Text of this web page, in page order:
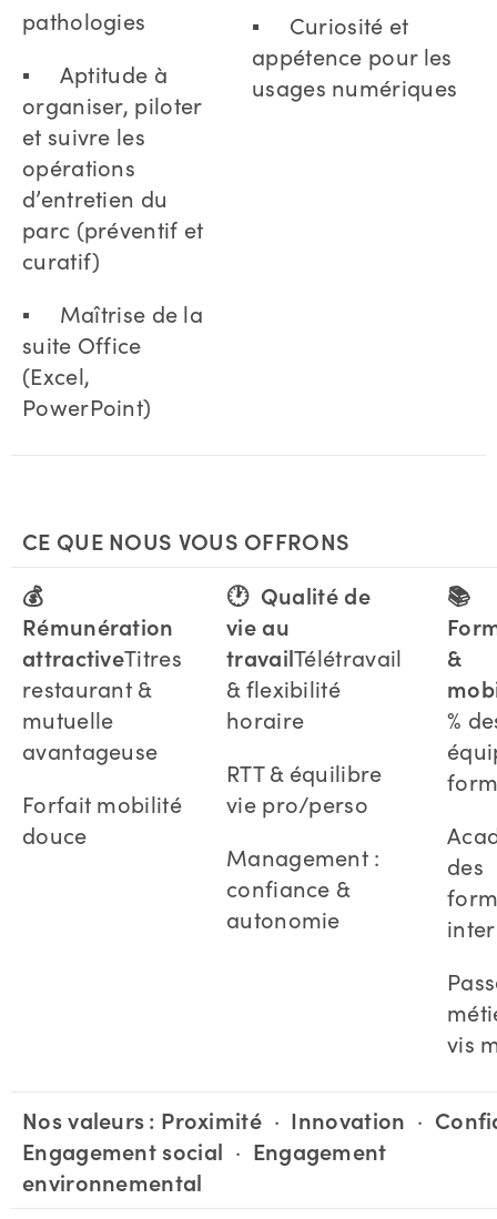
pathologies
▪ Aptitude à
organiser, piloter
et suivre les
opérations
d’entretien du
parc (préventif et
curatif)
▪ Maîtrise de la
suite Office
(Excel,
PowerPoint)
▪ Curiosité et
appétence pour les
usages numériques
CE QUE NOUS VOUS OFFRONS
💰
Rémunération
attractiveTitres
restaurant &
mutuelle
avantageuse
Forfait mobilité
douce
🕐 Qualité de
vie au
travailTélétravail
& flexibilité
horaire
RTT & équilibre
vie pro/perso
Management :
confiance &
autonomie
📚
&
%
des
vis
Nos valeurs : Proximité· Innovation ·
Engagement social · Engagement
environnemental